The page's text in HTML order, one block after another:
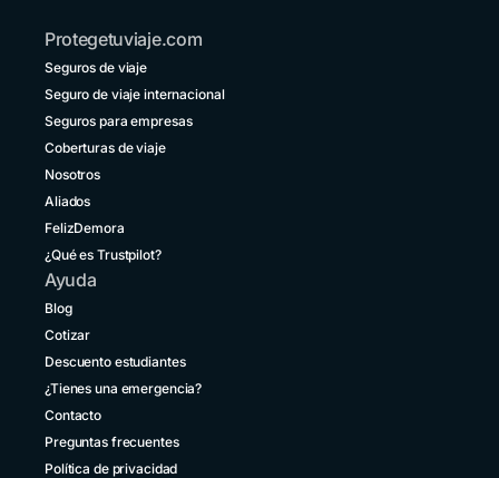
Bolivia
+591 5 50701249
Brasil
Canadá
+1 833 2223287
Chile
+56 2 3210 3154
Colombia
Costa Rica
+1 914 826 8771
Ecuador
+593 1800 001516
Protegetuviaje.com
Seguros de viaje
Seguro de viaje internacional
Seguros para empresas
Coberturas de viaje
Nosotros
Aliados
FelizDemora
¿Qué es Trustpilot?
Ayuda
Blog
Cotizar
Descuento estudiantes
¿Tienes una emergencia?
Contacto
Preguntas frecuentes
Política de privacidad